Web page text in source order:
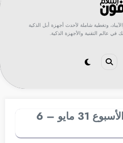
وتغطية شاملة لأحدث أجهزة أبل الذكية
في عالم التقنية والأجهزة الذكية.
أخبار على الهامش: الأسبوع 31 مايو – 6